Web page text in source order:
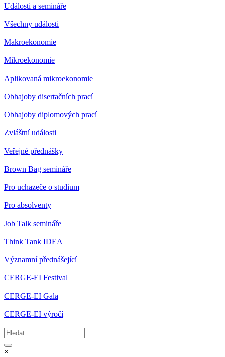
Události a semináře
Všechny události
Makroekonomie
Mikroekonomie
Aplikovaná mikroekonomie
Obhajoby disertačních prací
Obhajoby diplomových prací
Zvláštní události
Veřejné přednášky
Brown Bag semináře
Pro uchazeče o studium
Pro absolventy
Job Talk semináře
Think Tank IDEA
Významní přednášející
CERGE-EI Festival
CERGE-EI Gala
CERGE-EI výročí
×